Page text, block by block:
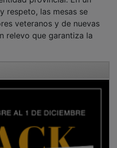
veteranos y de nuevas
relevo que garantiza la